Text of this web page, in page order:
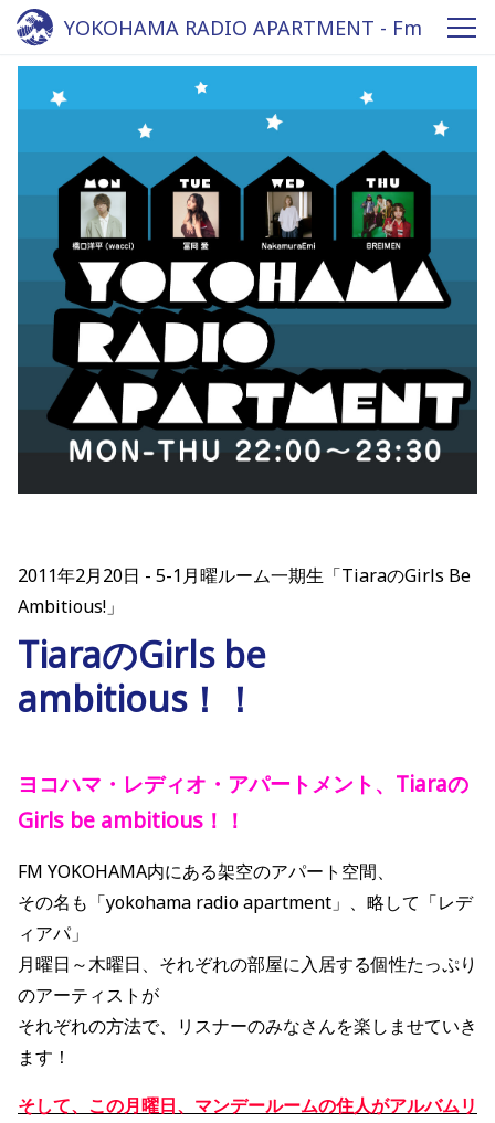
YOKOHAMA RADIO APARTMENT - Fm
yokohama 84.7
2011年2月20日
5-1月曜ルーム一期生「TiaraのGirls Be
Ambitious!」
TiaraのGirls be
ambitious！！
ヨコハマ・レディオ・アパートメント、Tiaraの
Girls be ambitious！！
FM YOKOHAMA内にある架空のアパート空間、
その名も「yokohama radio apartment」、略して「レデ
ィアパ」
月曜日～木曜日、それぞれの部屋に入居する個性たっぷり
のアーティストが
それぞれの方法で、リスナーのみなさんを楽しませていき
ます！
そして、この月曜日、マンデールームの住人がアルバムリ